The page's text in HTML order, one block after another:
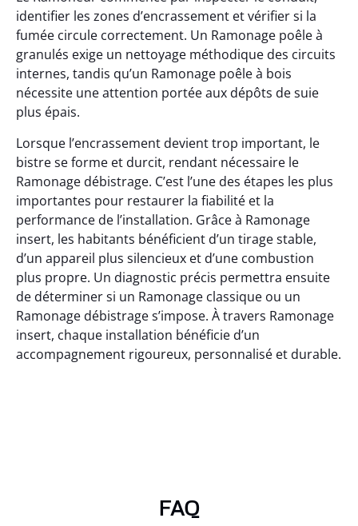
identifier les zones d’encrassement et vérifier si la
fumée circule correctement. Un Ramonage poêle à
granulés exige un nettoyage méthodique des circuits
internes, tandis qu’un Ramonage poêle à bois
nécessite une attention portée aux dépôts de suie
plus épais.
Lorsque l’encrassement devient trop important, le
bistre se forme et durcit, rendant nécessaire le
Ramonage débistrage. C’est l’une des étapes les plus
importantes pour restaurer la fiabilité et la
performance de l’installation. Grâce à Ramonage
insert, les habitants bénéficient d’un tirage stable,
d’un appareil plus silencieux et d’une combustion
plus propre. Un diagnostic précis permettra ensuite
de déterminer si un Ramonage classique ou un
Ramonage débistrage s’impose. À travers Ramonage
insert, chaque installation bénéficie d’un
accompagnement rigoureux, personnalisé et durable.
FAQ